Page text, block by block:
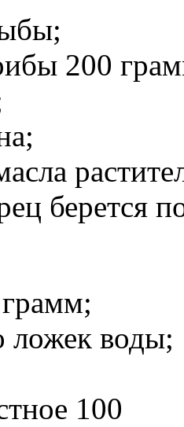
200
берется
ложек воды;
100